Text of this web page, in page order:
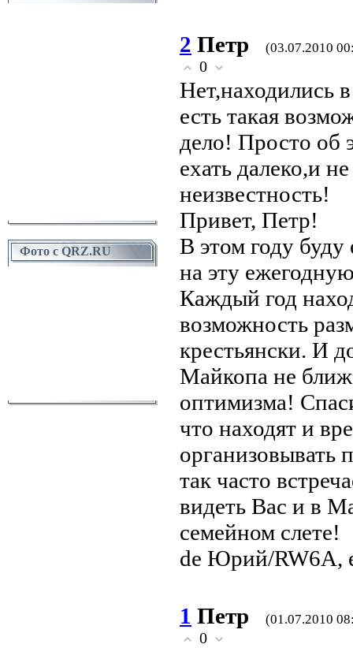
Фото с QRZ.RU
2 Петр (03.07.2010
0
Нет,находились
есть такая
дело! Просто об
ехать далеко,и
неизвестность!
Привет, Петр!
В этом году буду
на эту
Каждый год
возможность
крестьянски. И
Майкопа не
оптимизма!
что находят и
организовывать
так часто
видеть Вас и в
семейном слете!
de Юрий/RW6A,
1 Петр (01.07.2010
0